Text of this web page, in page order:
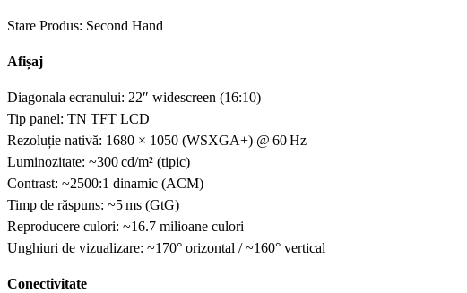
Stare Produs: Second Hand
Afișaj
Diagonala ecranului: 22″ widescreen (16:10)
Tip panel: TN TFT LCD
Rezoluție nativă: 1680 × 1050 (WSXGA+) @ 60 Hz
Luminozitate: ~300 cd/m² (tipic)
Contrast: ~2500:1 dinamic (ACM)
Timp de răspuns: ~5 ms (GtG)
Reproducere culori: ~16.7 milioane culori
Unghiuri de vizualizare: ~170° orizontal / ~160° vertical
Conectivitate